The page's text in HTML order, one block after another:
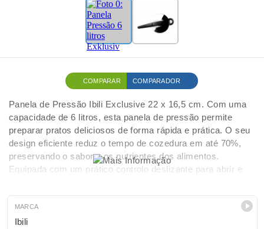
COMPARAR COMPARADOR
Panela de Pressão Ibili Exclusive 22 x 16,5 cm. Com uma
capacidade de 6 litros, esta panela de pressão permite
preparar pratos deliciosos de forma rápida e prática. O seu
design eficiente reduz o tempo de cozedura em até 70%,
preservando o sabor e os nutrientes dos alimentos.
Equipada com um prático controlo deslizante para abrir e
panela exclusiva inclui também um sistema de segurança
que impede o excesso de pressão, garantindo a sua
MARCA
Ibili